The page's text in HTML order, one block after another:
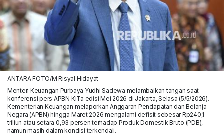
ANTARA FOTO/M Risyal Hidayat
Menteri Keuangan Purbaya Yudhi Sadewa melambaikan tangan saat
konferensi pers APBN KiTa edisi Mei 2026 di Jakarta, Selasa (5/5/2026).
Kementerian Keuangan melaporkan Anggaran Pendapatan dan Belanja
Negara (APBN) hingga Maret 2026 mengalami defisit sebesar Rp240,1
triliun atau setara 0,93 persen terhadap Produk Domestik Bruto (PDB),
namun masih dalam kondisi terkendali.